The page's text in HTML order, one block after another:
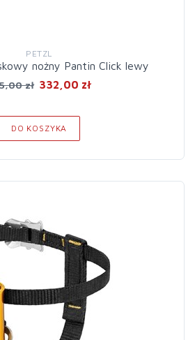
PETZL
nożny Pantin Click lewy
zł 332,00 zł
DO KOSZYKA